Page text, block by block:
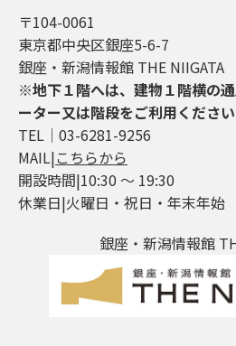
〒104-0061
東京都中央区銀座5-6-7
銀座・新潟情報館 THE
※地下１階へは、建物１階横の
ーター又は階段をご利用ください
TEL│03-6281-9256
MAIL|こちらから
開設時間|10:30 ～ 19:30
休業日|火曜日・祝日・年末年始
銀座・新潟情報館